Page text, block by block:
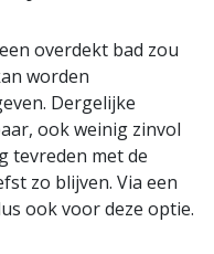
overdekt bad zou
worden
Dergelijke
ook weinig zinvol
tevreden met de
zo blijven. Via een
ook voor deze optie.